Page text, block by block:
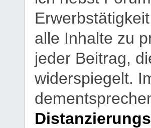
alle Inhalte zu
jeder Beitrag,
widerspiegelt.